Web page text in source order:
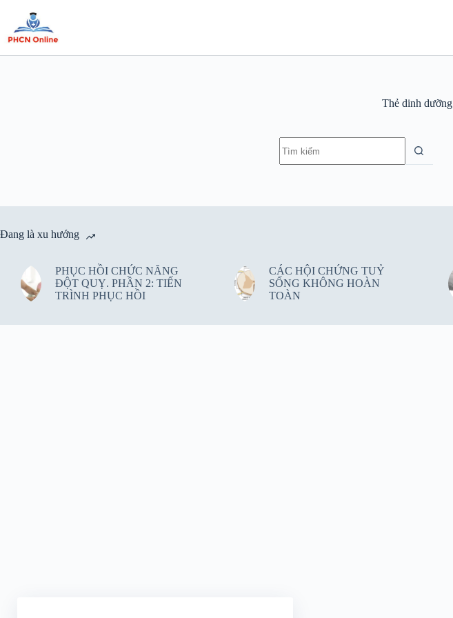
phần
nội
dung
Thẻdinh dưỡng
Không
có
quả
Đang là xu hướng
PHỤC HỒI CHỨC NĂNG
ĐỘT QUỴ. PHẦN 2: TIẾN
TRÌNH PHỤC HỒI
CÁC HỘI CHỨNG TUỶ
SỐNG KHÔNG HOÀN
TOÀN